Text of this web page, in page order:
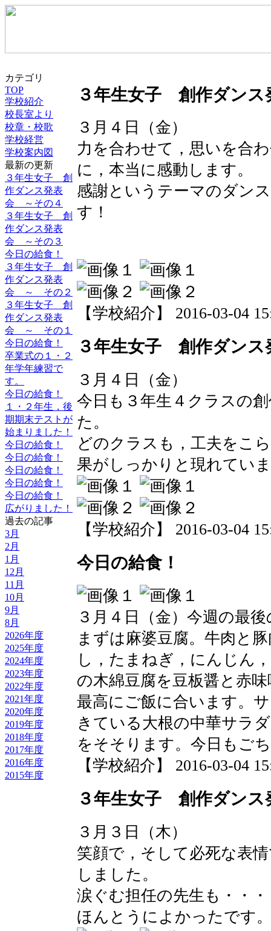
カテゴリ
TOP
学校紹介
校長室より
校章・校歌
学校経営
学校案内図
最新の更新
３年生女子 創
作ダンス発表
会 ～その４
３年生女子 創
作ダンス発表
会 ～その３
今日の給食！
３年生女子 創
作ダンス発表
会 ～ その２
３年生女子 創
作ダンス発表
会 ～ その１
今日の給食！
卒業式の１・２
年学年練習で
す。
今日の給食！
１・２年生，後
期期末テストが
始まりました！
今日の給食！
今日の給食！
今日の給食！
今日の給食！
今日の給食！
広がりました！
過去の記事
3月
2月
1月
12月
11月
10月
9月
8月
2026年度
2025年度
2024年度
2023年度
2022年度
2021年度
2020年度
2019年度
2018年度
2017年度
2016年度
2015年度
３年生女子 創作ダン
３月４日（金）
力を合わせて，思いを合
に，本当に感動します。
感謝というテーマのダン
す！
【学校紹介】 2016-03-04
３年生女子 創作ダン
３月４日（金）
今日も３年生４クラスの
た。
どのクラスも，工夫をこ
果がしっかりと現れてい
【学校紹介】 2016-03-04
今日の給食！
３月４日（金）今週の最
まずは麻婆豆腐。牛肉と
し，たまねぎ，にんじん
の木綿豆腐を豆板醤と赤
最高にご飯に合います。
きている大根の中華サラ
をそそります。今日もご
【学校紹介】 2016-03-04
３年生女子 創作ダン
３月３日（木）
笑顔で，そして必死な表
しました。
涙ぐむ担任の先生も・・・
ほんとうによかったです